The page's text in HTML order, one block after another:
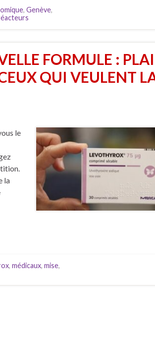
, Genève,
FORMULE :
QUI VEULENT
le
la
, médicaux, mise,